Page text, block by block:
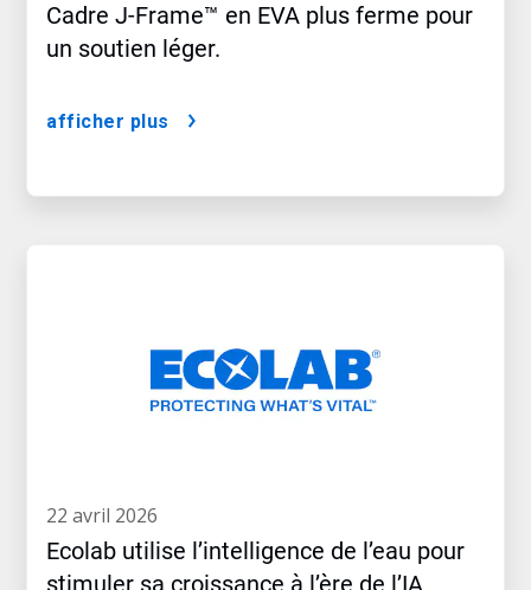
Cadre J-Frame™ en EVA plus ferme pour
un soutien léger.
afficher plus
22 avril 2026
Ecolab utilise l’intelligence de l’eau pour